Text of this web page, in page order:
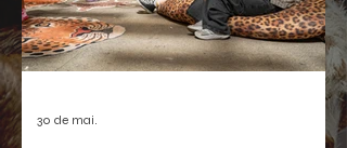
30 de mai.